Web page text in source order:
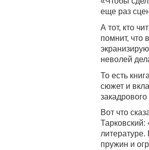
еще раз
А тот, кто
помнит, что
неволей
То есть
сюжет и
закадрового
Вот что
литературе.
пружин и